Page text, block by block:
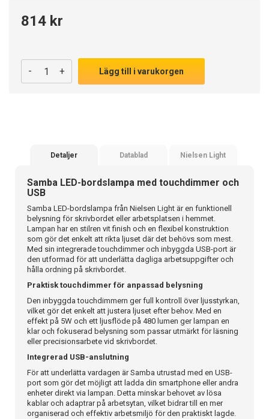
814 kr
- + Lägg till i varukorgen
Detaljer Datablad Nielsen Light
Samba LED-bordslampa med touchdimmer och
USB
Samba LED-bordslampa från Nielsen Light är en funktionell
belysning för skrivbordet eller arbetsplatsen i hemmet.
Lampan har en stilren vit finish och en flexibel konstruktion
som gör det enkelt att rikta ljuset där det behövs som mest.
Med sin integrerade touchdimmer och inbyggda USB-port är
den utformad för att underlätta dagliga arbetsuppgifter och
hålla ordning på skrivbordet.
Praktisk touchdimmer för anpassad belysning
Den inbyggda touchdimmern ger full kontroll över ljusstyrkan,
vilket gör det enkelt att justera ljuset efter behov. Med en
effekt på 5W och ett ljusflöde på 480 lumen ger lampan en
klar och fokuserad belysning som passar utmärkt för läsning
eller precisionsarbete vid skrivbordet.
Integrerad USB-anslutning
För att underlätta vardagen är Samba utrustad med en USB-
port som gör det möjligt att ladda din smartphone eller andra
enheter direkt via lampan. Detta minskar behovet av lösa
kablar och adaptrar på arbetsytan, vilket bidrar till en mer
organiserad och effektiv arbetsmiljö för den praktiskt lagde.